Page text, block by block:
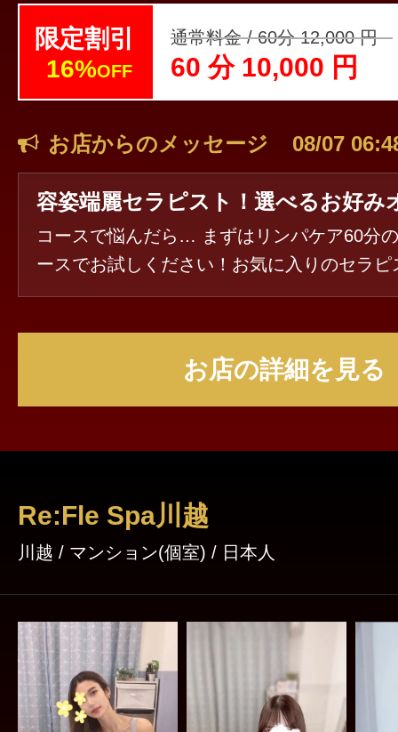
限定割引
16%OFF
通常料金 / 60分 12,000 円
60 分 10,000 円
お店からのメッセージ 08/07
コースで悩んだら… まずはリンパケア60分
ースでお試しください！お気に入りのセラピ
と見つかります！
お店の詳細を見る
Re:Fle Spa川越
川越 / マンション(個室) / 日本人